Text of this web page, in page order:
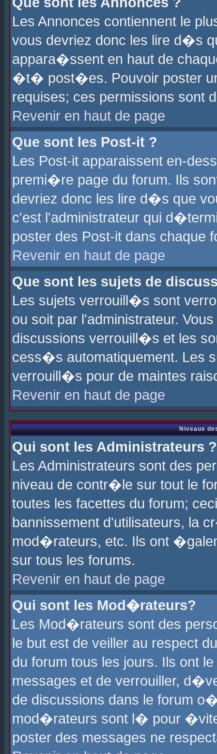
Les Annonces contiennent le
vous devriez donc les lire d�s
appara�ssent en haut de
�t� post�es. Pouvoir poster
requises; ces permissions sont
Revenir en haut de page
Que sont les Post-it ?
Les Post-it apparaissent en-
premi�re page du forum. Ils
devriez donc les lire d�s que
c'est l'administrateur qui
poster des Post-it dans chaque
Revenir en haut de page
Que sont les sujets de
Les sujets verrouill�s sont
ou soit par l'administrateur.
discussions verrouill�s et les
cess�s automatiquement. Les
verrouill�s pour de maintes
Revenir en haut de page
Niveaux
Qui sont les Administrateurs ?
Les Administrateurs sont des
niveau de contr�le sur tout le
toutes les facettes du forum;
bannissement d'utilisateurs, la
mod�rateurs, etc. Ils ont
sur tous les forums.
Revenir en haut de page
Qui sont les Mod�rateurs?
Les Mod�rateurs sont des
le but est de veiller au respect
du forum tous les jours. Ils ont
messages et de verrouiller,
de discussions dans le forum
mod�rateurs sont l� pour
poster des messages ne